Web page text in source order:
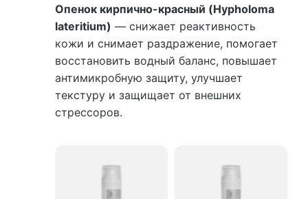
Опенок кирпично-красный (Hypholoma
lateritium) — снижает реактивность
кожи и снимает раздражение, помогает
восстановить водный баланс, повышает
антимикробную защиту, улучшает
текстуру и защищает от внешних
стрессоров.